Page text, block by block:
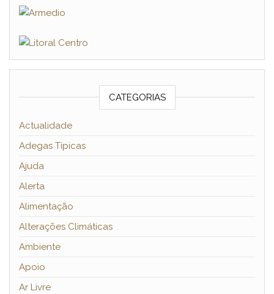
CATEGORIAS
Actualidade
Adegas Típicas
Ajuda
Alerta
Alimentação
Alterações Climáticas
Ambiente
Apoio
Ar Livre